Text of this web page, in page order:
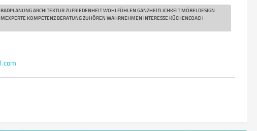
ARCHITEKTUR ZUFRIEDENHEIT WOHLFÜHLEN GANZHEITLICHKEIT MÖBELDESIGN
KOMPETENZ BERATUNG ZUHÖREN WAHRNEHMEN INTERESSE KÜCHENCOACH